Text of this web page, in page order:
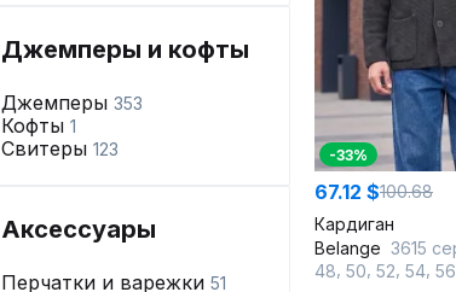
Джемперы и кофты
Джемперы 353
Кофты 1
Свитеры 123
Аксессуары
Перчатки и варежки 51
-33%
67.12 $100.68
Кардиган
Belange 3615
48 50 52 54 56